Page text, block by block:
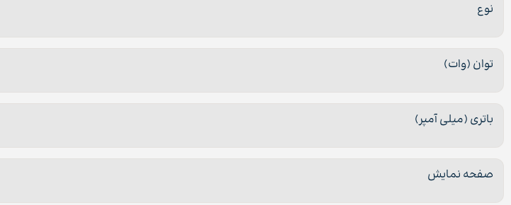
نوع
توان (وات)
باتری (میلی آمپر)
صفحه نمایش